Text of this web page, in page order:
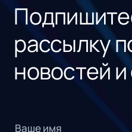
рассылку
новостей